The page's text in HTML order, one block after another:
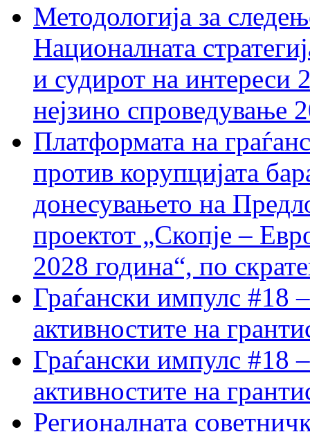
Методологија за
Националната
и судирот на интереси
нејзино спроведување
Платформата на
против корупцијата
донесувањето на
проектот „Скопје –
2028 година“, по
Граѓански импулс #18
активностите на
Граѓански импулс #18
активностите на
Регионалната